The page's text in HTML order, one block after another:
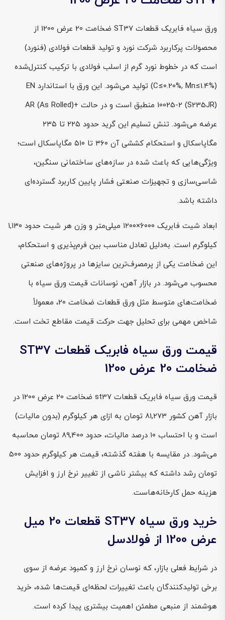
ورق سیاه فابریک قطعات ST37 ضخامت 20 عرض 1200 از
محصولات پرکاربرد شرکت نورد و تولید قطعات فولادی (فنورد)
است که در خطوط نورد گرم از اسلب فولادی با ترکیب کنترل‌شده
(C≤0.20%, Mn≤1.4%) تولید می‌شود. این ورق با استاندارد EN
10025-2 (S235JR) منطبق است و در حالت +AR (As Rolled)
عرضه می‌شود. تنش تسلیم این گرید حدود ۲۲۵ تا ۲۳۵
مگاپاسکال و استحکام کششی آن ۳۶۰ تا ۵۱۰ مگاپاسکال است؛
ویژگی‌هایی که باعث شده در سازه‌های ساختمانی سنگین،
شاسی‌سازی و تجهیزات صنعتی فشار پایین کاربرد گسترده‌ای
داشته باشد.
ابعاد شیت فابریک ۶۰۰۰×۱۲۰۰ میلی‌متر و وزن هر شیت حدود ۱,۱۳۰
کیلوگرم است. به‌دلیل تعادل مناسب بین فرم‌پذیری و استحکام،
این ضخامت یکی از پرمصرف‌ترین سایزها در پروژه‌های صنعتی
محسوب می‌شود. در بازار آهن، نوسانات قیمت ورق سیاه با
ضخامت‌های متوسط مثل ورق قطعات ضخامت 20، معمولاً
شاخص مهمی برای تحلیل جهت حرکت قیمت مقاطع تخت است.
قیمت ورق سیاه فابریک قطعات ST37
ضخامت 20 عرض 1200
قیمت ورق سیاه فابریک قطعات st37 ضخامت 20 عرض 1200 در
بازار آهن کشور 81,273 تومان به ازای هر کیلوگرم (بدون مالیات)
است و با احتساب ۱۰ درصد مالیات، حدود 89,400 تومان محاسبه
می‌شود. در مقایسه با هفته گذشته، قیمت هر کیلوگرم حدود ۵۰۰
تومان رشد داشته که بیشتر ناشی از تغییر نرخ ارز و افزایش
هزینه حمل کارخانه‌هاست.
خرید ورق سیاه ST37 قطعات 20 میل
عرض 1200 از فولادسل
در شرایط فعلی بازار، که نوسان نرخ ارز و کمبود عرضه از سوی
برخی تولیدکنندگان باعث تغییرات لحظه‌ای قیمت‌ها شده، خرید
هوشمند از منبعی مطمئن اهمیت بیشتری پیدا کرده است.